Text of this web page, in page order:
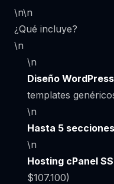
\n\n
¿Qué incluye?
\n
\n
Diseño
templates
\n
Hasta 5
\n
Hosting cPanel
$107.100)